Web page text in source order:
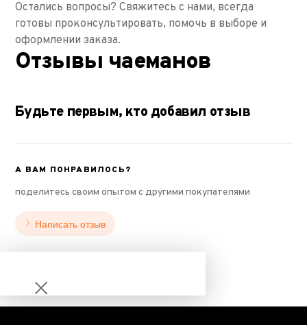
Остались вопросы? Свяжитесь с нами, всегда
готовы проконсультировать, помочь в выборе и
оформлении заказа.
Отзывы чаеманов
Будьте первым, кто добавил отзыв
А ВАМ ПОНРАВИЛОСЬ?
поделитесь своим опытом с другими покупателями
Написать отзыв